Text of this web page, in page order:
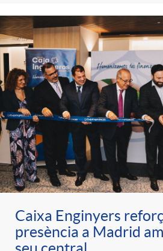
Caixa Enginyers
presència a Madrid